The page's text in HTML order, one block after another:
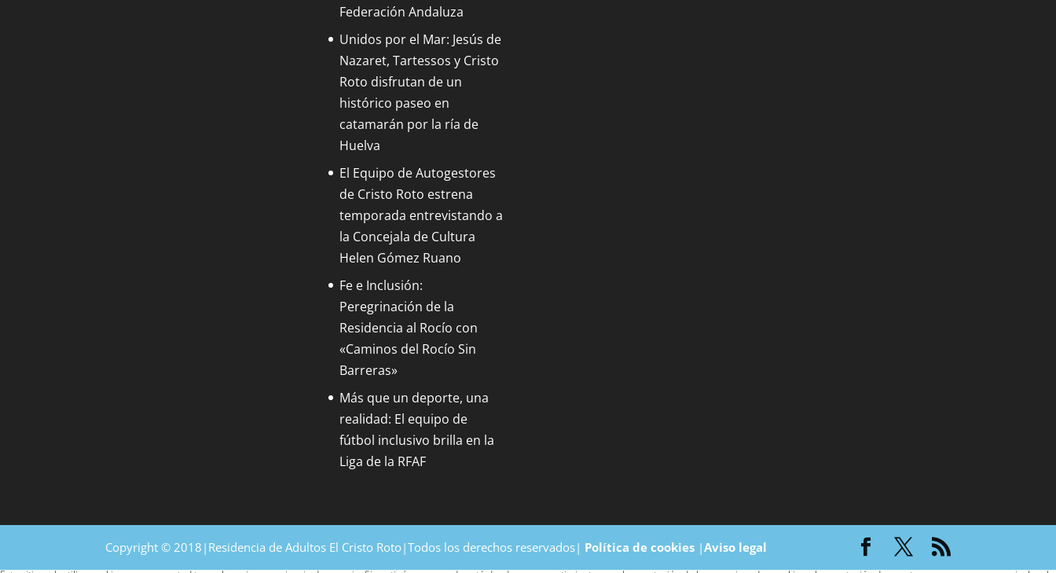
Federación Andaluza
Unidos por el Mar: Jesús de
Nazaret, Tartessos y Cristo
Roto disfrutan de un
histórico paseo en
catamarán por la ría de
Huelva
El Equipo de Autogestores
de Cristo Roto estrena
temporada entrevistando a
la Concejala de Cultura
Helen Gómez Ruano
Fe e Inclusión:
Peregrinación de la
Residencia al Rocío con
«Caminos del Rocío Sin
Barreras»
Más que un deporte, una
realidad: El equipo de
fútbol inclusivo brilla en la
Liga de la RFAF
Copyright © 2018|Residencia de Adultos El Cristo Roto|Todos los derechos reservados| Política de cookies |Aviso legal